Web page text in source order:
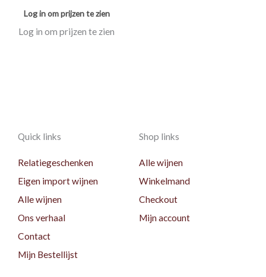
Log in om prijzen te zien
Log in om prijzen te zien
Quick links
Relatiegeschenken
Eigen import wijnen
Alle wijnen
Ons verhaal
Contact
Mijn Bestellijst
Shop links
Alle wijnen
Winkelmand
Checkout
Mijn account